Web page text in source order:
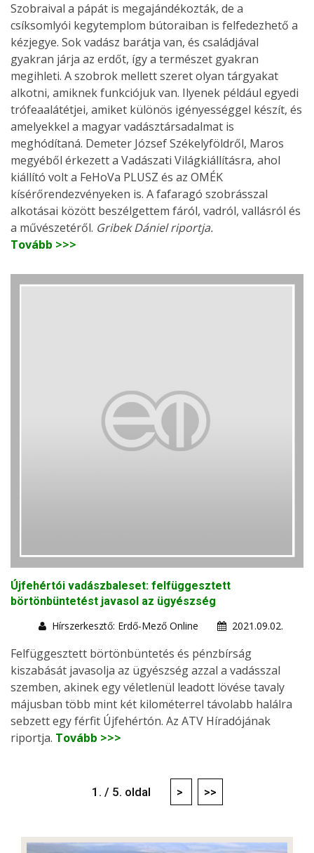
Szobraival a pápát is megajándékozták, de a
csíksomlyói kegytemplom bútoraiban is felfedezhető a
kézjegye. Sok vadász barátja van, és családjával
gyakran járja az erdőt, így a természet gyakran
megihleti. A szobrok mellett szeret olyan tárgyakat
alkotni, amiknek funkciójuk van. Ilyenek például egyedi
trófeaalátétjei, amiket különös igényességgel készít, és
amelyekkel a magyar vadásztársadalmat is
meghódítaná. Demeter József Székelyföldről, Maros
megyéből érkezett a Vadászati Világkiállításra, ahol
kiállító volt a FeHoVa PLUSZ és az OMÉK
kísérőrendezvényeken is. A fafaragó szobrásszal
alkotásai között beszélgettem fáról, vadról, vallásról és
a művészetéről. Gribek Dániel riportja.
Tovább >>>
Újfehértói vadászbaleset: felfüggesztett
börtönbüntetést javasol az ügyészség
Hírszerkesztő: Erdő-Mező Online
2021.09.02.
Felfüggesztett börtönbüntetés és pénzbírság
kiszabását javasolja az ügyészség azzal a vadásszal
szemben, akinek egy véletlenül leadott lövése tavaly
májusban több mint két kilométerrel távolabb halálra
sebzett egy férfit Újfehértón. Az ATV Híradójának
riportja. Tovább >>>
1. / 5. oldal > >>